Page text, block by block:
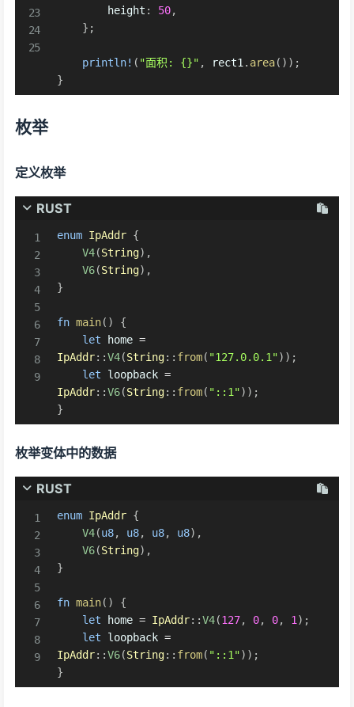
        height
: 50,
} ;
println! ( "面积: {}" , rect1 . area( ) ) ;
}
枚举
定义枚举
RUST
enum IpAddr {
V4(String) ,
V6(String) ,
}
fn main( )
{
let home =
IpAddr::V4(String:: from( "127.0.0.1") ) ;
let loopback =
IpAddr::V6(String:: from( "::1") ) ;
}
枚举变体中的数据
RUST
enum IpAddr {
V4(u8, u8, u8, u8) ,
V6(String) ,
}
fn main( )
{
let home = IpAddr::V4(127, 0, 0, 1) ;
let loopback =
IpAddr::V6(String:: from( "::1") ) ;
}